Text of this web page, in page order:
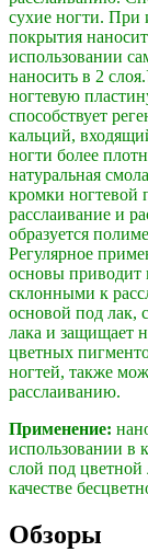
сухие ногти. При
покрытия
использовании
наносить в 2
ногтевую
способствует
кальций,
ногти более
натуральная
кромки ногтевой
расслаивание и
образуется
Регулярное
основы приводит
склонными к
основой под лак,
лака и защищает
цветных
ногтей, также
расслаиванию.
Применение:
использовании в
слой под цветной
качестве
Обзоры